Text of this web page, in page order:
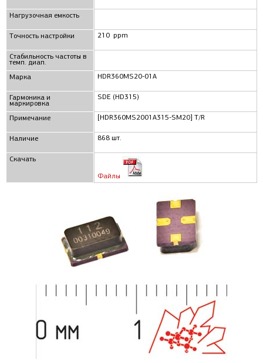
Нагрузочная емкость
Точность настройки
Стабильность частоты в
темп. диап.
Маркa
Гармоника и
маркировка
Примечание
Наличие
Скачать
210 ppm
HDR360MS20-01A
SDE (HD315)
[HDR360MS2001A315-SM20] T/R
868 шт.
Файлы